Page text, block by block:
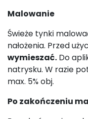
Malowanie
Świeże tynki
nałożenia. Przed
wymieszać. Do
natrysku. W razie
max. 5% obj.
Po zakończeniu